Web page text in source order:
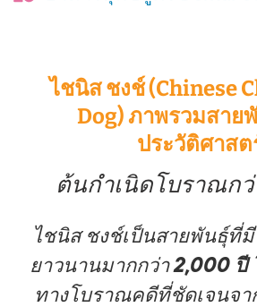
ไชนิส ชงช์ (Chinese
Dog) ภาพรวมสาย
ประวัติศาสต
ต้นกำเนิดโบราณกว่
ไชนิส ชงช์เป็นสายพันธุ์ที่
ยาวนานมากกว่า2,000 ปี
ทางโบราณคดีที่ชัดเจนจา